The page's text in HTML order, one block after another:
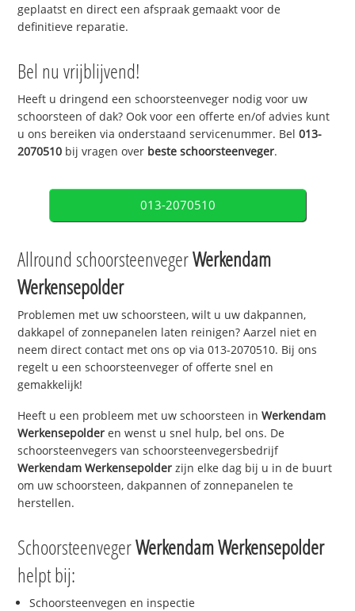
geplaatst en direct een afspraak gemaakt voor de
definitieve reparatie.
Bel nu vrijblijvend!
Heeft u dringend een schoorsteenveger nodig voor uw
schoorsteen of dak? Ook voor een offerte en/of advies kunt
u ons bereiken via onderstaand servicenummer. Bel013-
2070510 bij vragen over beste schoorsteenveger.
013-2070510
Allround schoorsteenvegerWerkendam
Werkensepolder
Problemen met uw schoorsteen, wilt u uw dakpannen,
dakkapel of zonnepanelen laten reinigen? Aarzel niet en
neem direct contact met ons op via 013-2070510. Bij ons
regelt u een schoorsteenveger of offerte snel en
gemakkelijk!
Heeft u een probleem met uw schoorsteen inWerkendam
Werkensepolder en wenst u snel hulp, bel ons. De
schoorsteenvegers van schoorsteenvegersbedrijf
Werkendam Werkensepolder zijn elke dag bij u in de buurt
om uw schoorsteen, dakpannen of zonnepanelen te
herstellen.
SchoorsteenvegerWerkendam Werkensepolder
helpt bij:
Schoorsteenvegen en inspectie